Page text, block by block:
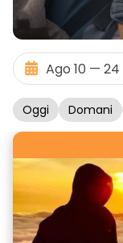
Oggi Domani